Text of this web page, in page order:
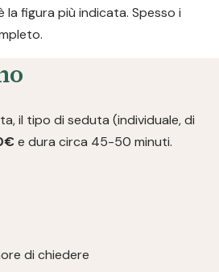
figura più indicata. Spesso i
il tipo di seduta (individuale, di
e dura circa 45-50 minuti.
di chiedere